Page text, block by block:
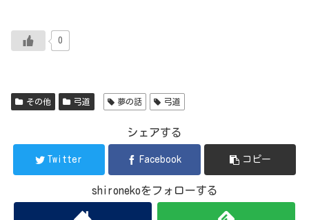
0
その他 弓道 夢の話 弓道
シェアする
Twitter Facebook コピー
shironekoをフォローする